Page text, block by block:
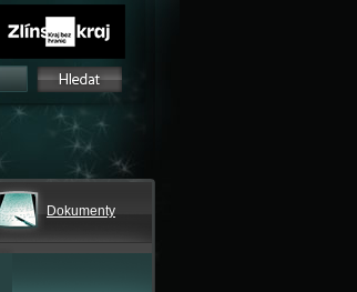
Dokumenty